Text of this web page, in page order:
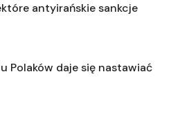
antyirańskie sankcje
Polaków daje się nastawiać